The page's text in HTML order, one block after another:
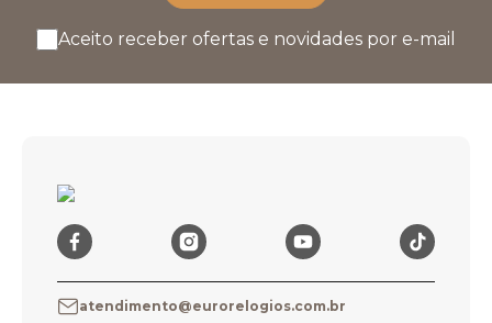
Aceito receber ofertas e novidades por e-mail
atendimento@eurorelogios.com.br